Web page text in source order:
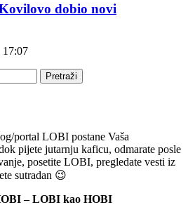
dobio novi
17:07
Pretraži
portal LOBI postane Vaša
pijete jutarnju kaficu, odmarate posle
posetite LOBI, pregledate vesti iz
sutradan 😉
– LOBI kao HOBI